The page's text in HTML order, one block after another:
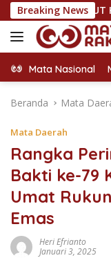
Langsung
ke
konten
Breaking News
HUT Ke-81
Mata Nasional
Beranda Mata
Mata Daerah
Rangka
Bakti ke-79
Umat
Emas
Heri Efrianto
Januari 3, 2025